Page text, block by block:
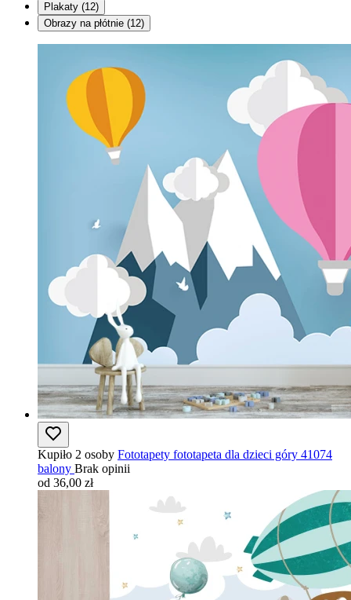
Plakaty (12)
Obrazy na płótnie (12)
Kupiło 2 osoby Fototapety fototapeta dla dzieci góry 41074
balony Brak opinii
od 36,00 zł